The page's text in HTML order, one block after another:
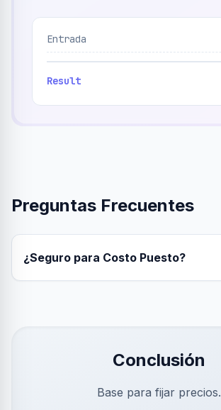
Entrada
Result
Preguntas Frecuentes
¿Seguro para Costo Puesto?
Conclusión
Base para fijar precios.